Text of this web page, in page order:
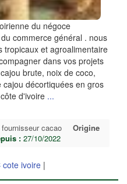
du négoce
commerce général . nous
tropicaux et agroalimentaire
dans vos projets
brute, noix de coco,
décortiquées en gros
d'ivoire ...
cacao
Origine
: 27/10/2022
cote ivoire |